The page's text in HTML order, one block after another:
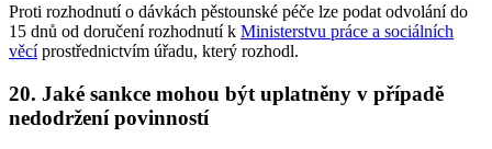
Proti rozhodnutí o dávkách pěstounské péče lze podat odvolání do
15 dnů od doručení rozhodnutí k Ministerstvu práce a sociálních
věcíprostřednictvím úřadu, který rozhodl.
20. Jaké sankce mohou být uplatněny v případě
nedodržení povinností